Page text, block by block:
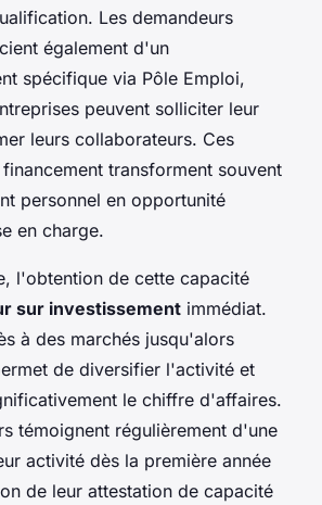
Les demandeurs
également d'un
spécifique via Pôle Emploi,
peuvent solliciter leur
leurs collaborateurs. Ces
transforment souvent
personnel en opportunité
en charge.
l'obtention de cette capacité
sur investissement immédiat.
à des marchés jusqu'alors
de diversifier l'activité et
le chiffre d'affaires.
témoignent régulièrement d'une
activité dès la première année
de leur attestation de capacité